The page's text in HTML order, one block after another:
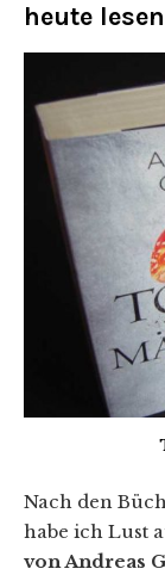
heute
Nach den
habe ich Lust
von Andreas